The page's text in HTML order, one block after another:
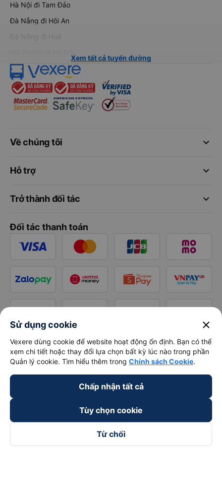
Hà Nội đi Tam Đảo
Đà Nẵng đi Hội An
Đà Nẵng đi Huế
Xem tất cả tuyến đường
keyboard_arrow_down
Về chúng tôi
keyboard_arrow_down
Hỗ trợ
keyboard_arrow_down
Trở thành đối tác
Đối tác thanh toán
Sử dụng cookie close
Vexere dùng cookie để website hoạt động ổn định. Bạn có thể
xem chi tiết hoặc thay đổi lựa chọn bất kỳ lúc nào trong phần
Quản lý cookie. Tìm hiểu thêm trong Chính sách Cookie.
Chấp nhận tất cả
Tùy chọn cookie
Từ chối